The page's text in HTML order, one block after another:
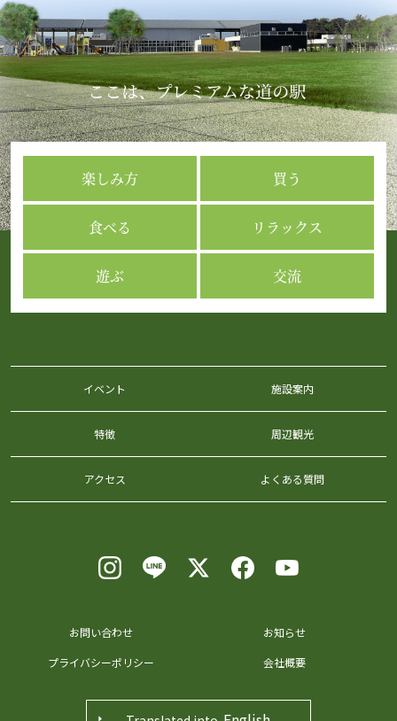
楽しみ方 買う
食べる リラックス
遊ぶ 交流
イベント 施設案内
特徴 周辺観光
アクセス よくある質問
お問い合わせ
お知らせ
プライバシーポリシー
会社概要